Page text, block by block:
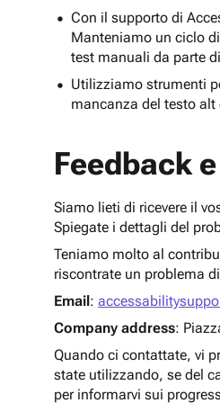
Con il supporto di
Manteniamo un ciclo
test manuali da parte
Utilizziamo strumenti
mancanza del testo
Feedback
Siamo lieti di ricevere il
Spiegate i dettagli del
Teniamo molto al
riscontrate un problema
Email:
Company address:
Quando ci contattate, vi
state utilizzando, se del
per informarvi sui